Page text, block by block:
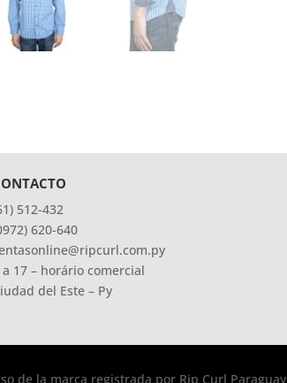
512-432
620-640
a 17 – horário comercial
del Este – Py
de la marca registrada por Rip Curl Paraguay